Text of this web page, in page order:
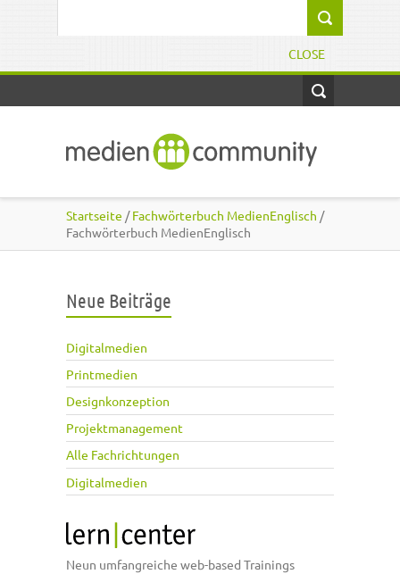
CLOSE
Startseite /Fachwörterbuch MedienEnglisch /
Fachwörterbuch MedienEnglisch
Neue Beiträge
Digitalmedien
Printmedien
Designkonzeption
Projektmanagement
Alle Fachrichtungen
Digitalmedien
Neun umfangreiche web-based Trainings